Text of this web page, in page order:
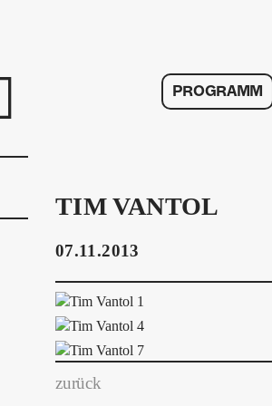
PROGRAMM
TIM VANTOL
07.11.2013
zurück